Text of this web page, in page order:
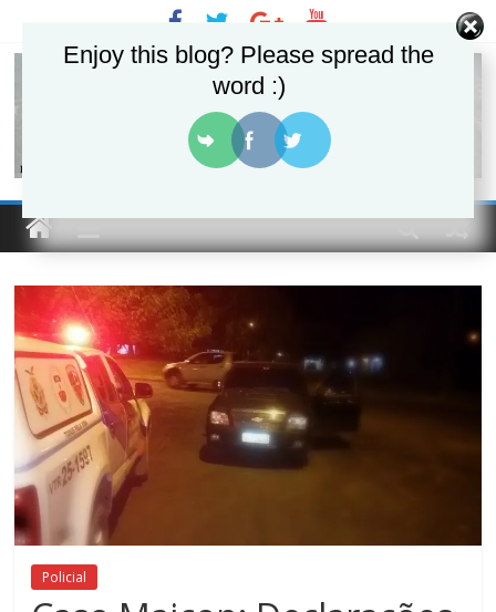
Portal
Do
Urubui
O
informativo
eletrônico
de
Presidente
Figueiredo
Policial
Enjoy this blog? Please spread the
word :)